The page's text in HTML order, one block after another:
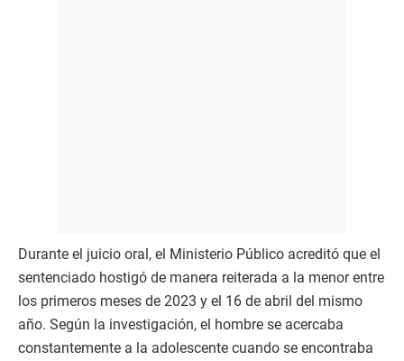
Durante el juicio oral, el Ministerio Público acreditó que el
sentenciado hostigó de manera reiterada a la menor entre
los primeros meses de 2023 y el 16 de abril del mismo
año. Según la investigación, el hombre se acercaba
constantemente a la adolescente cuando se encontraba